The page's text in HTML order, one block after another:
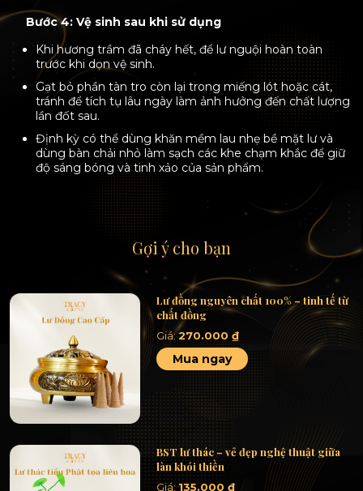
Bước 4: Vệ sinh sau khi sử dụng
Khi hương trầm đã cháy hết, để lư nguội hoàn toàn
trước khi dọn vệ sinh.
Gạt bỏ phần tàn tro còn lại trong miếng lót hoặc cát,
tránh để tích tụ lâu ngày làm ảnh hưởng đến chất lượng
lần đốt sau.
Định kỳ có thể dùng khăn mềm lau nhẹ bề mặt lư và
dùng bàn chải nhỏ làm sạch các khe chạm khắc để giữ
độ sáng bóng và tinh xảo của sản phẩm.
Gợi ý cho bạn
Lư đồng nguyên chất 100% – tinh tế từ
chất đồng
Giá:270.000₫
Mua ngay
BST lư thác – vẻ đẹp nghệ thuật giữa
làn khói thiền
Giá:135.000₫